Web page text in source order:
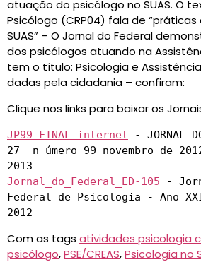
atuação do psicólogo no SUAS. O
Psicólogo (CRP04) fala de
SUAS” – O Jornal do Federal
dos psicólogos atuando na
tem o título: Psicologia e
dadas pela cidadania – confiram:
Clique nos links para baixar os
JP99_FINAL_internet - JORNAL
27  n úmero 99 novembro de
Jornal_do_Federal_ED-105 -
Federal de Psicologia - Ano
2012
Com as tags atividades psicologia
psicólogo,PSE/CREAS,Psicologia no